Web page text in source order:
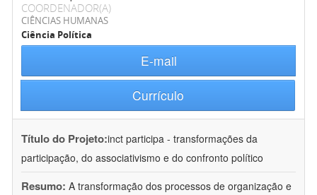
COORDENADOR(A)
CIÊNCIAS HUMANAS
Ciência Política
E-mail
Currículo
Título do Projeto:inct participa - transformações da
participação, do associativismo e do confronto político
Resumo: A transformação dos processos de organização e